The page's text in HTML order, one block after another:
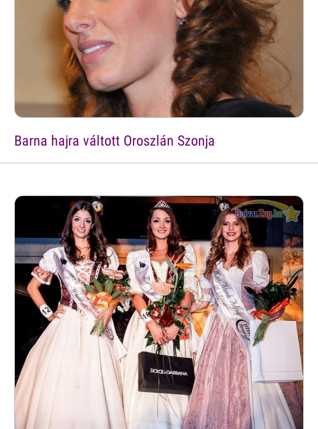
Barna hajra váltott Oroszlán Szonja